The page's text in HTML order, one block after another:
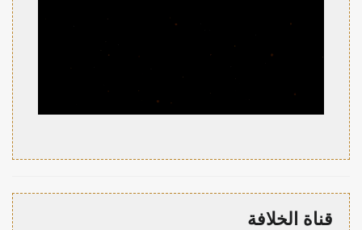
قناة الخلافة